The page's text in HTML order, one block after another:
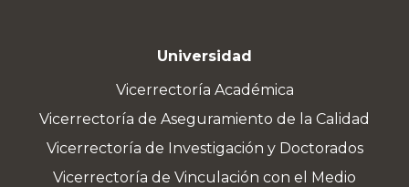
Universidad
Vicerrectoría Académica
Vicerrectoría de Aseguramiento de la Calidad
Vicerrectoría de Investigación y Doctorados
Vicerrectoría de Vinculación con el Medio